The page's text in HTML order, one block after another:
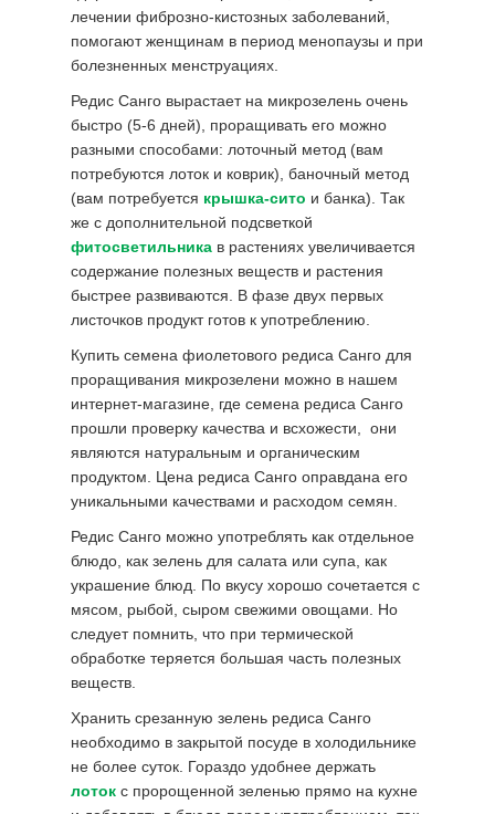
лечении фиброзно-кистозных заболеваний,
помогают женщинам в период менопаузы и при
болезненных менструациях.
Редис Санго вырастает на микрозелень очень
быстро (5-6 дней), проращивать его можно
разными способами: лоточный метод (вам
потребуются лоток и коврик), баночный метод
(вам потребуется крышка-сито и банка). Так
же с дополнительной подсветкой
фитосветильника в растениях увеличивается
содержание полезных веществ и растения
быстрее развиваются. В фазе двух первых
листочков продукт готов к употреблению.
Купить семена фиолетового редиса Санго для
проращивания микрозелени можно в нашем
интернет-магазине, где семена редиса Санго
прошли проверку качества и всхожести, они
являются натуральным и органическим
продуктом. Цена редиса Санго оправдана его
уникальными качествами и расходом семян.
Редис Санго можно употреблять как отдельное
блюдо, как зелень для салата или супа, как
украшение блюд. По вкусу хорошо сочетается с
мясом, рыбой, сыром свежими овощами. Но
следует помнить, что при термической
обработке теряется большая часть полезных
веществ.
Хранить срезанную зелень редиса Санго
необходимо в закрытой посуде в холодильнике
не более суток. Гораздо удобнее держать
лоток с пророщенной зеленью прямо на кухне